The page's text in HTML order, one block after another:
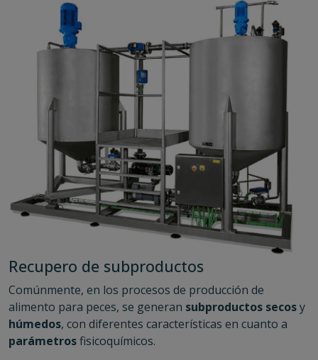
Recupero de subproductos
Comúnmente, en los procesos de producción de
alimento para peces, se generan subproductos secosy
húmedos, con diferentes características en cuanto a
parámetrosfisicoquímicos.